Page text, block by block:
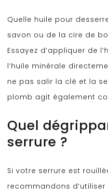
Quelle huile pour
savon ou de la cire de
Essayez d’appliquer de
l’huile minérale
ne pas salir la clé et la
plomb agit également
Quel
serrure ?
Si votre serrure est
recommandons